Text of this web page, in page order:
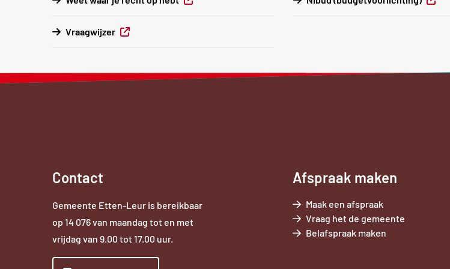
VraagwijzerExterne
Contact
Gemeente Etten-Leur is bereikbaar
op 14 076van maandag tot en met
vrijdag van 9.00 tot 17.00 uur.
Afspraak maken
Maak een afspraak
Vraag het de gemeenteExterne
Belafspraak makenExterne